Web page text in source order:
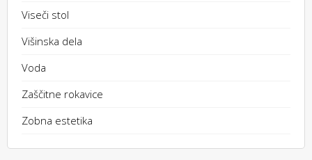
Viseči stol
Višinska dela
Voda
Zaščitne rokavice
Zobna estetika